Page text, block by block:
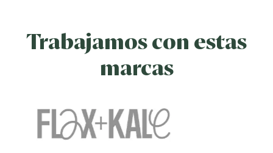
Trabajamos con estas
marcas